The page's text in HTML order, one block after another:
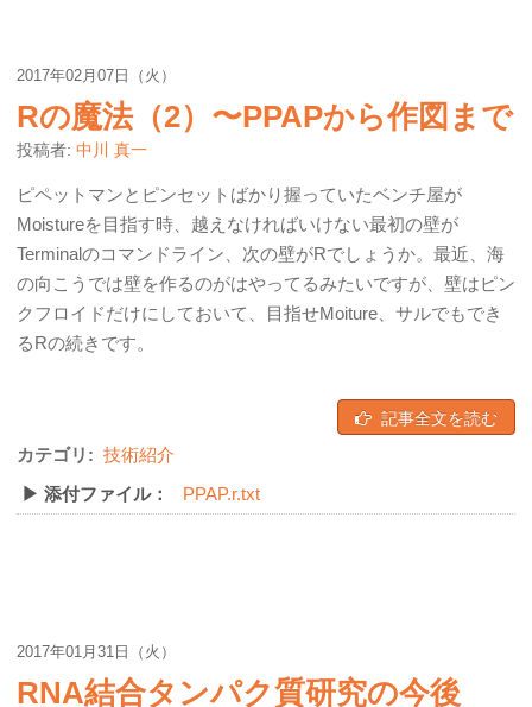
2017年02月07日（火）
Rの魔法（2）〜PPAPから作図まで
投稿者: 中川 真一
ピペットマンとピンセットばかり握っていたベンチ屋が
Moistureを目指す時、越えなければいけない最初の壁が
Terminalのコマンドライン、次の壁がRでしょうか。最近、海
の向こうでは壁を作るのがはやってるみたいですが、壁はピン
クフロイドだけにしておいて、目指せMoiture、サルでもでき
るRの続きです。
記事全文を読む
カテゴリ: 技術紹介
▶ 添付ファイル：
PPAP.r.txt
2017年01月31日（火）
RNA結合タンパク質研究の今後